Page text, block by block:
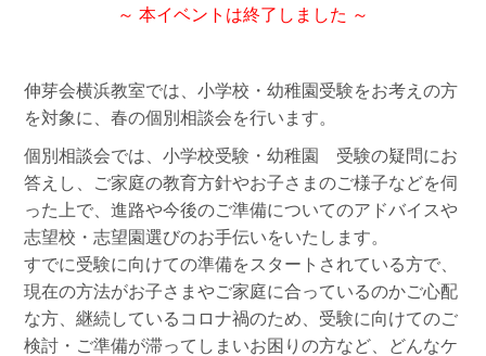
～ 本イベントは終了しました ～
伸芽会横浜教室では、小学校・幼稚園受験をお考えの方
を対象に、春の個別相談会を行います。
個別相談会では、小学校受験・幼稚園 受験の疑問にお
答えし、ご家庭の教育方針やお子さまのご様子などを伺
った上で、進路や今後のご準備についてのアドバイスや
志望校・志望園選びのお手伝いをいたします。
すでに受験に向けての準備をスタートされている方で、
現在の方法がお子さまやご家庭に合っているのかご心配
な方、継続しているコロナ禍のため、受験に向けてのご
検討・ご準備が滞ってしまいお困りの方など、どんなケ